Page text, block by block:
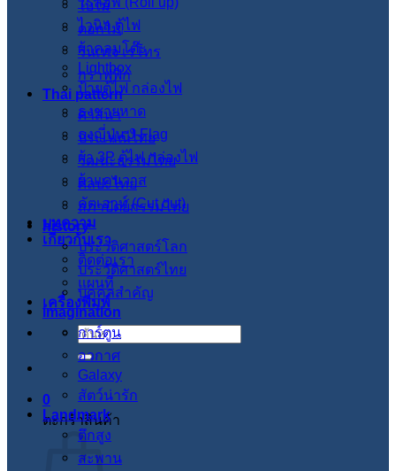
ไวนิล ตู้ไฟ
ผ้าคลุมโต๊ะ
Lightbox
ป้ายตู้ไฟ กล่องไฟ
ธงชายหาด
ธงญี่ปุ่น J-Flag
ผ้า 3P ตู้ไฟ กล่องไฟ
ผ้าแคนวาส
คัตเอาท์ (Cut out)
บทความ
เกี่ยวกับเรา
ติดต่อเรา
แผนที่
เครื่องพิมพ์
ค้นหา:
0
ตะกร้าสินค้า
ใบไม้
ดอกไม้
วินเทจ เรโทร
กราฟฟิก
Thai pattern
ศาสนา
ประเพณีไทย
วัฒนะธรรมไทย
ศิลปะไทย
สภาปัตย์กรรมไทย
history
ประวัติศาสตร์โลก
ประวัติศาสตร์ไทย
บุคคลสำคัญ
imagination
การ์ตูน
อวกาศ
Galaxy
สัตว์น่ารัก
Landmark
ตึกสูง
สะพาน